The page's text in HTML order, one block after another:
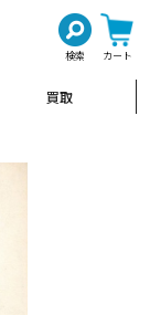
検索 カート
買取